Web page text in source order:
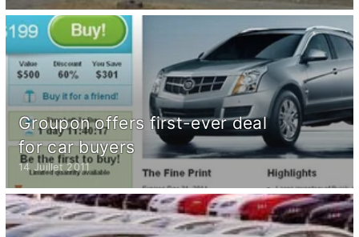
Groupon offers first-ever deal
for car buyers
14 Juillet 2011